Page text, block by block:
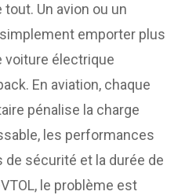
Un avion ou un
emporter plus
voiture électrique
En aviation, chaque
pénalise la charge
les performances
de sécurité et la durée de
le problème est